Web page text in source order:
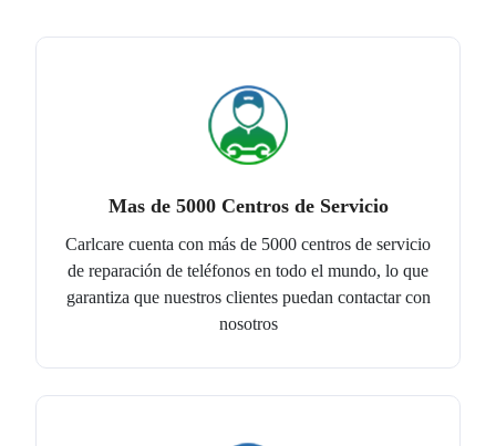
Mas de 5000 Centros de Servicio
Carlcare cuenta con más de 5000 centros de servicio
de reparación de teléfonos en todo el mundo, lo que
garantiza que nuestros clientes puedan contactar con
nosotros